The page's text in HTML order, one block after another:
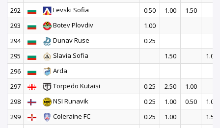
292
Levski Sofia 0.50 1.00
1.50
293
Botev Plovdiv
1.00
294
Dunav Ruse
0.25
295
Slavia Sofia 1.50
1.00
296
Arda
297
Torpedo Kutaisi 0.25 2.50
1.00
298
NSI Runavik 0.25 1.00 0.50
1.00
299
Coleraine FC 0.25 1.00
1.50